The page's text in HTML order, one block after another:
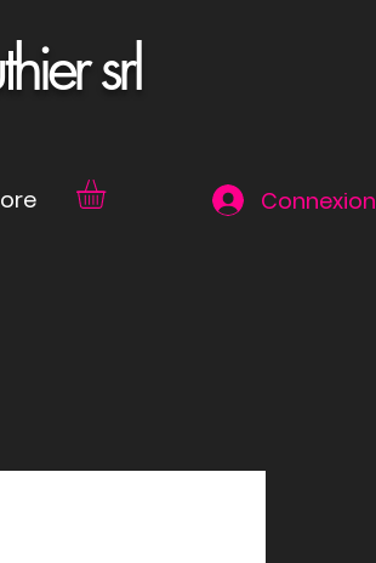
srl
Connexion